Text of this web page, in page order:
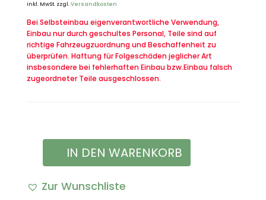
inkl. MwSt. zzgl.Versandkosten
Bei Selbsteinbau eigenverantwortliche Verwendung,
Einbau nur durch geschultes Personal, Teile sind auf
richtige Fahrzeugzuordnung und Beschaffenheit zu
überprüfen. Haftung für Folgeschäden jeglicher Art
insbesondere bei fehlerhaften Einbau bzw.Einbau falsch
zugeordneter Teile ausgeschlossen.
Tätigkeitsabzeichen
Radarleitpersonal
IN DEN WARENKORB
Zur Wunschliste